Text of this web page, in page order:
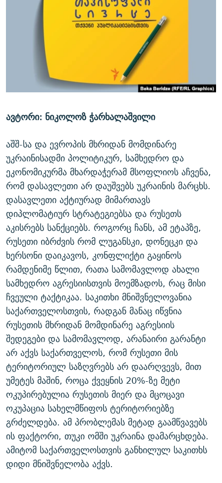
ᲛᲝᲚᲐᲞᲐᲠᲐᲙᲔ ᲢᲔᲥᲡᲢᲔᲑᲘ
ᲨᲘᲜ - ᲣᲪᲮᲝᲔᲗᲨᲘ
ᲚᲘᲢᲔᲠᲐᲢᲣᲠᲣᲚᲘ ᲬᲐᲮᲜᲐᲒᲔᲑᲘ
ᲐᲛᲔᲠᲘᲙᲣᲚᲘ ᲛᲝᲗᲮᲠᲝᲑᲐ
ᲘᲛᲞᲔᲠᲘᲐ ᲓᲐ ᲠᲐᲓᲘᲝ
ᲩᲔᲛᲘ ᲡᲘᲙᲕᲓᲘᲚᲘᲡ ᲛᲘᲖᲔᲖᲘᲐ COVID-19
11 ᲬᲔᲚᲘ - 11 ᲐᲛᲑᲐᲕᲘ
ᲡᲐᲞᲐᲠᲚᲐᲛᲔᲜᲢᲝ ᲐᲠᲩᲔᲕᲜᲔᲑᲘᲡ ᲘᲡᲢᲝᲠᲘᲐ
ᲑᲐᲕᲨᲕᲔᲑᲘ ᲞᲠᲝᲡᲢᲘᲢᲣᲪᲘᲐᲨᲘ - ᲐᲛᲝᲣᲗᲥᲛᲔᲚᲘ ᲐᲛᲑᲐᲕᲘ
5 ᲐᲛᲑᲐᲕᲘ - 20 ᲘᲕᲜᲘᲡᲡ ᲓᲐᲨᲐᲕᲔᲑᲣᲚᲔᲑᲘ
ПРИВЕТ ᲙᲣᲚᲢᲣᲠᲐ
ᲒᲐᲛᲝᲘᲬᲔᲠᲔ
რთე/რთ-ის ყველა საიტი
ავტორი: ნიკოლოზ ჭარხალაშვილი
აშშ-სა და ევროპის მხრიდან მომდინარე
უკრაინისადმი პოლიტიკურ, სამხედრო და
ეკონომიკურმა მხარდაჭერამ მსოფლიოს აჩვენა,
რომ დასავლეთი არ დაუშვებს უკრაინის მარცხს.
დასავლეთი აქტიურად მიმართავს
დიპლომატიურ სტრატეგიებსა და რუსეთს
აკისრებს სანქციებს. როგორც ჩანს, ამ ეტაპზე,
რუსეთი იბრძვის რომ ლუგანსკი, დონეცკი და
ხერსონი დაიკავოს, კონფლიქტი გაყინოს
რამდენიმე წლით, რათა სამომავლოდ ახალი
სამხედრო აგრესიისთვის მოემზადოს, რაც მისი
ჩვეული ტაქტიკაა. საკითხი მნიშვნელოვანია
საქართველოსთვის, რადგან მანაც იწვნია
რუსეთის მხრიდან მომდინარე აგრესიის
შედეგები და სამომავლოდ, არანაირი გარანტი
არ აქვს საქართველოს, რომ რუსეთი მის
ტერიტორიულ საზღვრებს არ დაარღვევს, მით
უმეტეს მაშინ, როცა ქვეყნის 20%-ზე მეტი
ოკუპირებულია რუსეთის მიერ და მცოცავი
ოკუპაცია სახელმწიფოს ტერიტორიებზე
გრძელდება. ამ პრობლემას მეტად გაამწვავებს
ის ფაქტორი, თუკი ომში უკრაინა დამარცხდება.
ამიტომ საქართველოსთვის განხილულ საკითხს
დიდი მნიშვნელობა აქვს.